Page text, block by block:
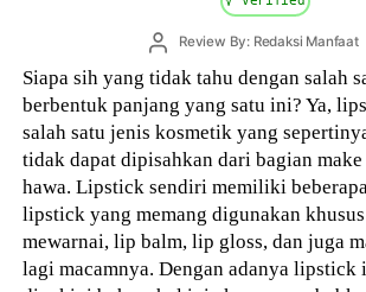
PostReview By: Redaksi Manfaat
Siapa sih yang tidak tahu dengan salah
berbentuk panjang yang satu ini? Ya,
salah satu jenis kosmetik yang
tidak dapat dipisahkan dari bagian
hawa. Lipstick sendiri memiliki
lipstick yang memang digunakan
mewarnai, lip balm, lip gloss, dan juga
lagi macamnya. Dengan adanya lipstick